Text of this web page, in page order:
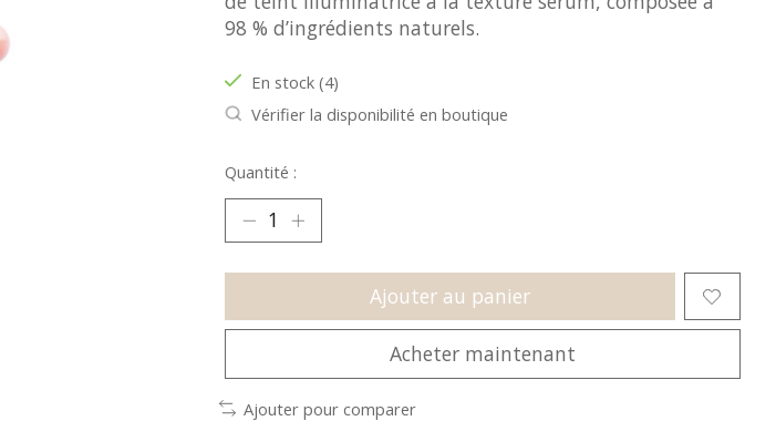
98 % d’ingrédients naturels.
En stock (4)
Vérifier la disponibilité en boutique
Quantité :
Ajouter au panier
Acheter maintenant
Ajouter pour comparer